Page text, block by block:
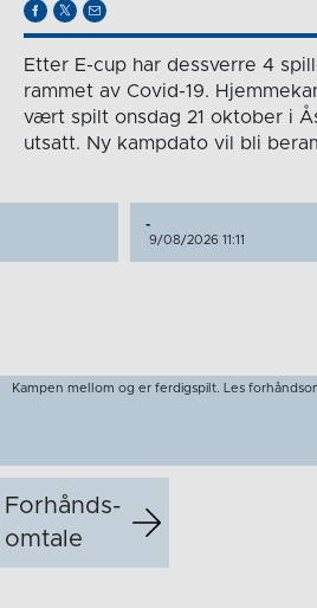
Etter E-cup har dessverre 4
rammet av Covid-19.
vært spilt onsdag 21 oktober i
utsatt. Ny kampdato vil bli
-
9/08/2026 11:11
Kampen mellom og er ferdigspilt. Les
Forhånds­
omtale